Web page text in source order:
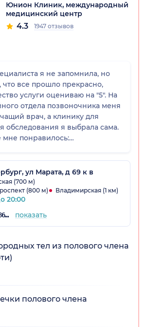
Юнион Клиник, международный
медицинский центр
4.3 1947 отзывов
я не запомнила, но
что все прошло прекрасно,
услуги оцениваю на "5". На
отдела позвоночника меня
врач, а клинику для
обследования я выбрала сама.
понравилось:
ул Марата, д 69 к в
(700 м)
(800 м)
Владимирская (1 км)
20:00
+7 (812) 509-86-03 показать
тел из полового члена
полового члена